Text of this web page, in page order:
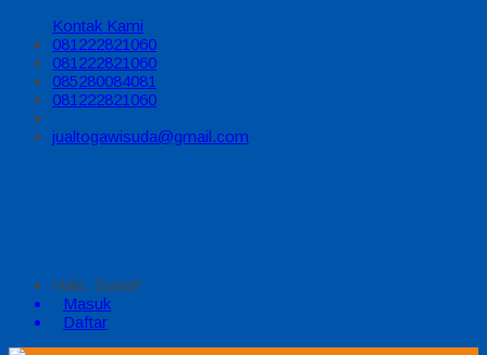
Kontak Kami
081222821060
081222821060
085280084081
081222821060
jualtogawisuda@gmail.com
Halo, Guest!
Masuk
Daftar